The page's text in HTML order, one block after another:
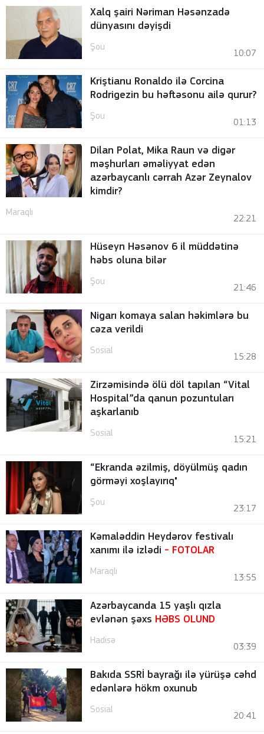
Xalq şairi Nəriman Həsənzadə
dünyasını dəyişdi
Şou
10:07
Kriştianu Ronaldo ilə Corcina
Rodrigezin bu həftəsonu ailə qurur?
Şou
01:13
Dilan Polat, Mika Raun və digər
məşhurları əməliyyat edən
azərbaycanlı cərrah Azər Zeynalov
kimdir?
Maraqlı
22:21
Hüseyn Həsənov 6 il müddətinə
həbs oluna bilər
Şou
21:46
Nigarı komaya salan həkimlərə bu
cəza verildi
Sosial
15:28
Zirzəmisində ölü döl tapılan “Vital
Hospital”da qanun pozuntuları
aşkarlanıb
Sosial
15:21
“Ekranda əzilmiş, döyülmüş qadın
görməyi xoşlayırıq"
Şou
23:17
Kəmaləddin Heydərov festivalı
xanımı ilə izlədi - FOTOLAR
Maraqlı
13:55
Azərbaycanda 15 yaşlı qızla
evlənən şəxs HƏBS OLUND
Hadisə
03:39
Bakıda SSRİ bayrağı ilə yürüşə cəhd
edənlərə hökm oxunub
Sosial
20:41